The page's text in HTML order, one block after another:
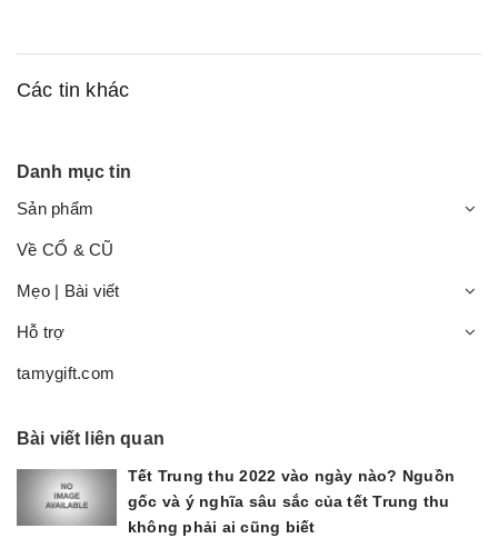
Các tin khác
Danh mục tin
Sản phẩm
Về CỔ & CŨ
Mẹo | Bài viết
Hỗ trợ
tamygift.com
Bài viết liên quan
Tết Trung thu 2022 vào ngày nào? Nguồn
gốc và ý nghĩa sâu sắc của tết Trung thu
không phải ai cũng biết